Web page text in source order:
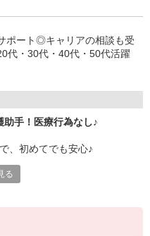
ポート◎キャリアの相談も受
代・30代・40代・50代活躍
手！医療行為なし♪
、初めてでも安心♪
る